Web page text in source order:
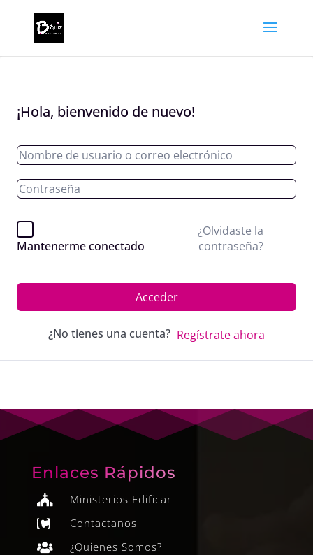
¡Hola, bienvenido de nuevo!
Mantenerme conectado
¿Olvidaste la
contraseña?
Acceder
¿No tienes una cuenta? Regístrate ahora
Enlaces Rápidos
 Ministerios Edificar
 Contactanos
 ¿Quienes Somos?